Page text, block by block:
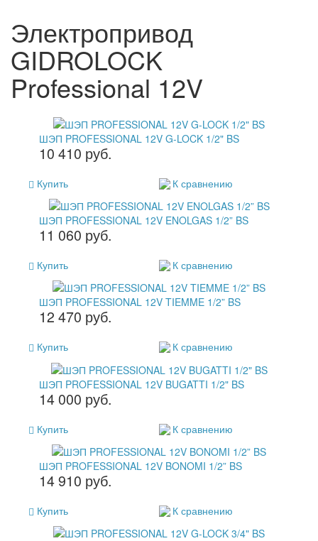
Электропривод
GIDROLOCK
Professional 12V
ШЭП PROFESSIONAL 12V G-LOCK 1/2" BS
10 410 руб.
Купить К сравнению
ШЭП PROFESSIONAL 12V ENOLGAS 1/2” BS
11 060 руб.
Купить К сравнению
ШЭП PROFESSIONAL 12V TIEMME 1/2” BS
12 470 руб.
Купить К сравнению
ШЭП PROFESSIONAL 12V BUGATTI 1/2" BS
14 000 руб.
Купить К сравнению
ШЭП PROFESSIONAL 12V BONOMI 1/2” BS
14 910 руб.
Купить К сравнению